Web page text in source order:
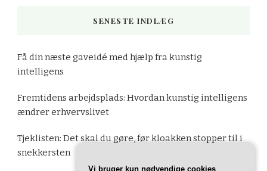
SENESTE INDLÆG
Få din næste gaveidé med hjælp fra kunstig
intelligens
Fremtidens arbejdsplads: Hvordan kunstig intelligens
ændrer erhvervslivet
Tjeklisten: Det skal du gøre, før kloakken stopper til i
snekkersten
Vi bruger kun nødvendige cookies